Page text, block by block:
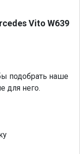
Vito W639
подобрать наше
для него.